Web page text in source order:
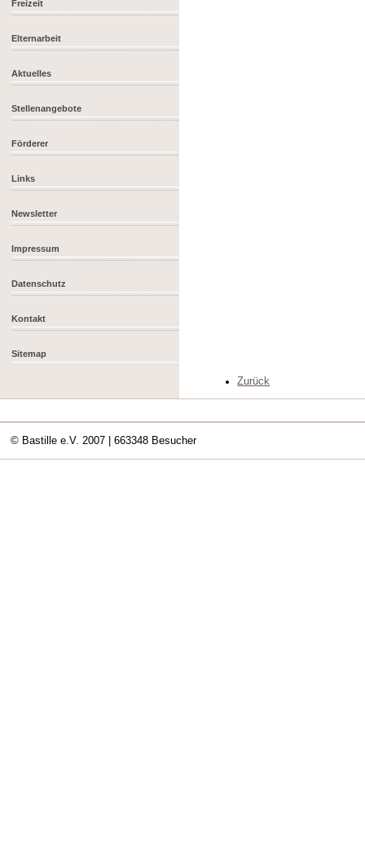
Freizeit
Elternarbeit
Aktuelles
Stellenangebote
Förderer
Links
Newsletter
Impressum
Datenschutz
Kontakt
Sitemap
Zurück
© Bastille e.V. 2007 | 663348 Besucher